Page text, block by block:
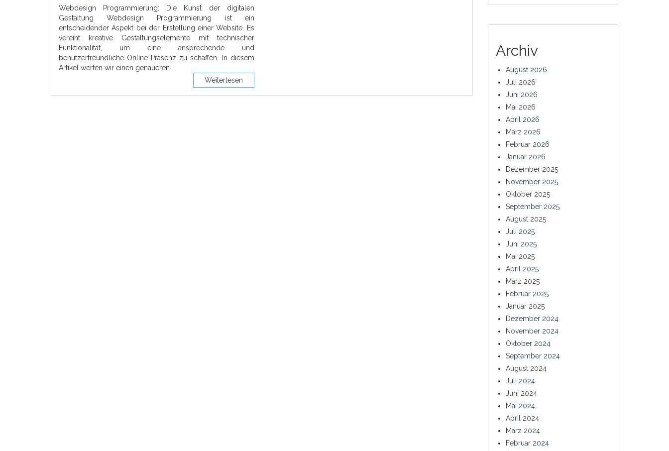
Webdesign Programmierung: Die Kunst der digitalen
Gestaltung Webdesign Programmierung ist ein
entscheidender Aspekt bei der Erstellung einer Website. Es
vereint kreative Gestaltungselemente mit technischer
Funktionalität, um eine ansprechende und
benutzerfreundliche Online-Präsenz zu schaffen. In diesem
Artikel werfen wir einen genaueren
Weiterlesen
Archiv
August 2026
Juli 2026
Juni 2026
Mai 2026
April 2026
März 2026
Februar 2026
Januar 2026
Dezember 2025
November 2025
Oktober 2025
September 2025
August 2025
Juli 2025
Juni 2025
Mai 2025
April 2025
März 2025
Februar 2025
Januar 2025
Dezember 2024
November 2024
Oktober 2024
September 2024
August 2024
Juli 2024
Juni 2024
Mai 2024
April 2024
März 2024
Februar 2024